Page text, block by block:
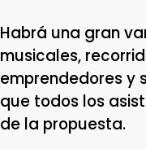
Habrá una gran
musicales,
emprendedores y
que todos los
de la propuesta.